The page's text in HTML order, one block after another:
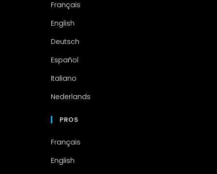
Français
English
Deutsch
Español
Italiano
Nederlands
PROS
Français
English